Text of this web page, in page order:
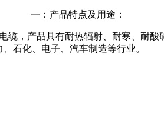
一：产品特点及用途：
，产品具有耐热辐射、耐寒、耐
石化、电子、汽车制造等行业。